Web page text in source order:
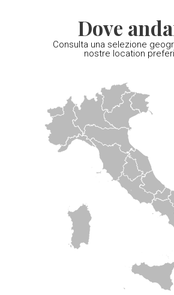
Dove
Consulta una selezione
nostre location